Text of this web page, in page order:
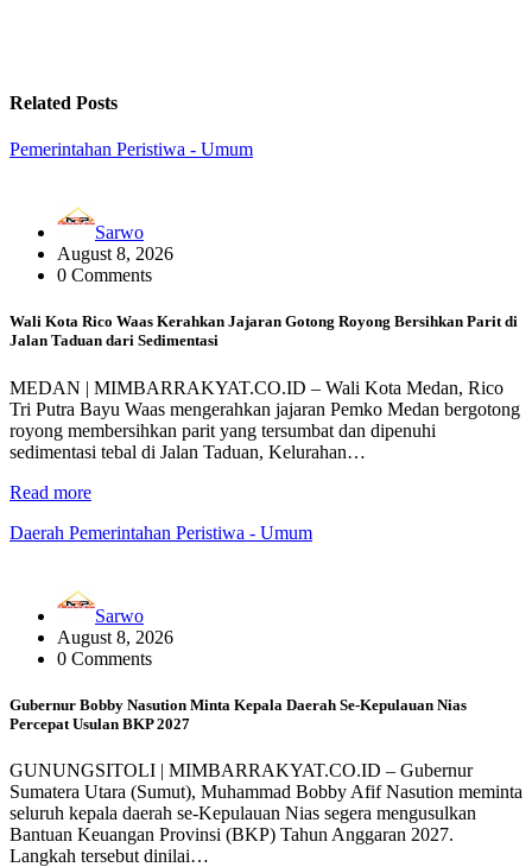
Related Posts
Pemerintahan Peristiwa - Umum
Sarwo
August 8, 2026
0 Comments
Wali Kota Rico Waas Kerahkan Jajaran Gotong Royong Bersihkan Parit di
Jalan Taduan dari Sedimentasi
MEDAN | MIMBARRAKYAT.CO.ID – Wali Kota Medan, Rico
Tri Putra Bayu Waas mengerahkan jajaran Pemko Medan bergotong
royong membersihkan parit yang tersumbat dan dipenuhi
sedimentasi tebal di Jalan Taduan, Kelurahan…
Read more
Daerah Pemerintahan Peristiwa - Umum
Sarwo
August 8, 2026
0 Comments
Gubernur Bobby Nasution Minta Kepala Daerah Se-Kepulauan Nias
Percepat Usulan BKP 2027
GUNUNGSITOLI | MIMBARRAKYAT.CO.ID – Gubernur
Sumatera Utara (Sumut), Muhammad Bobby Afif Nasution meminta
seluruh kepala daerah se-Kepulauan Nias segera mengusulkan
Bantuan Keuangan Provinsi (BKP) Tahun Anggaran 2027.
Langkah tersebut dinilai…